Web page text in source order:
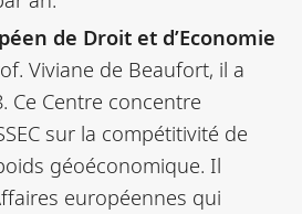
de Droit et d’Economie
Viviane de Beaufort, il a
Ce Centre concentre
sur la compétitivité de
géoéconomique. Il
européennes qui